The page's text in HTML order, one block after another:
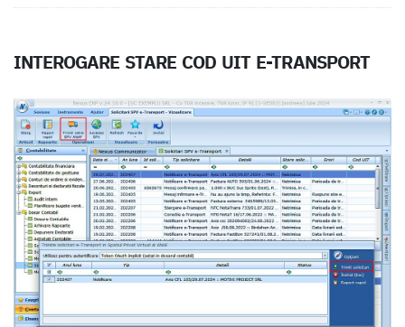
INTEROGARE STARE COD UIT E-TRANSPORT